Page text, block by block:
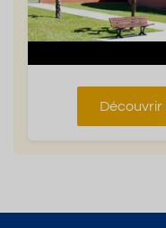
Découvrir